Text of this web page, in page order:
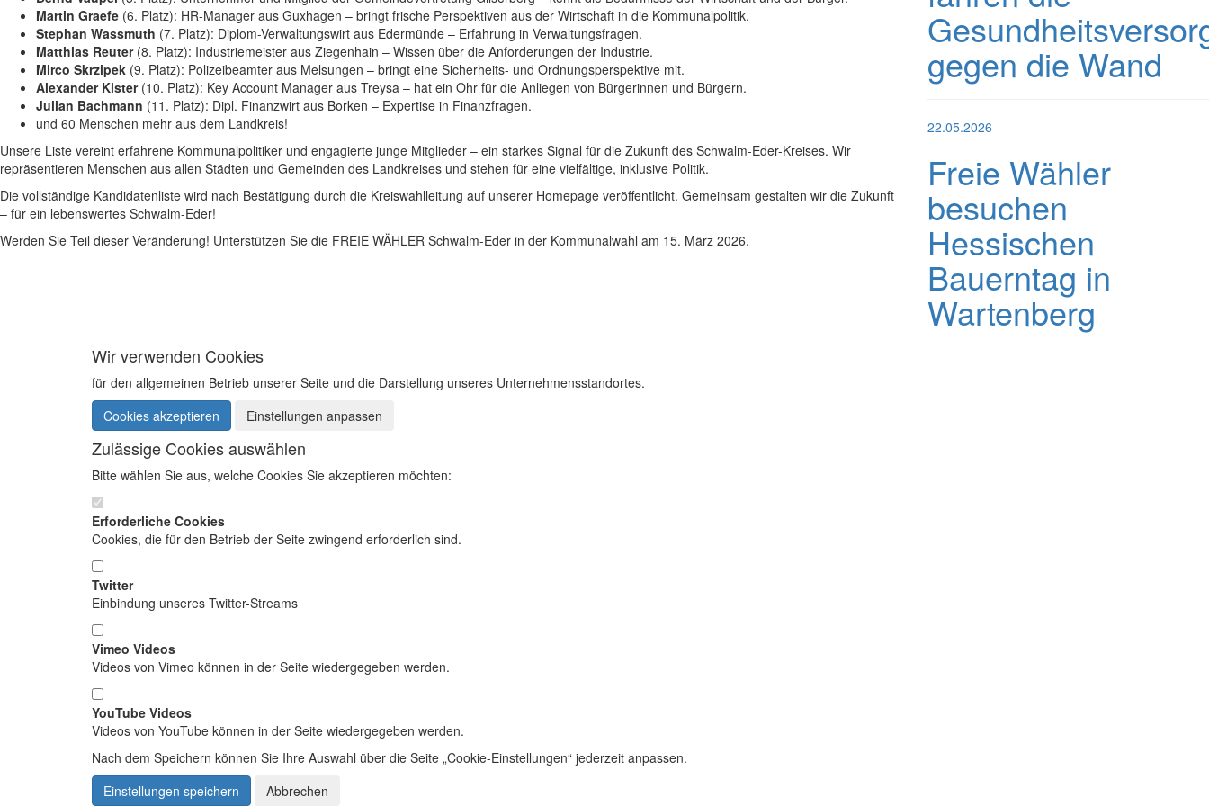
Martin Graefe (6. Platz): HR-Manager aus Guxhagen – bringt frische Perspektiven aus der Wirtschaft in die Kommunalpolitik.
Stephan Wassmuth (7. Platz): Diplom-Verwaltungswirt aus Edermünde – Erfahrung in Verwaltungsfragen.
Matthias Reuter(8. Platz): Industriemeister aus Ziegenhain – Wissen über die Anforderungen der Industrie.
Mirco Skrzipek (9. Platz): Polizeibeamter aus Melsungen – bringt eine Sicherheits- und Ordnungsperspektive mit.
Alexander Kister(10. Platz): Key Account Manager aus Treysa – hat ein Ohr für die Anliegen von Bürgerinnen und Bürgern.
Julian Bachmann (11. Platz): Dipl. Finanzwirt aus Borken – Expertise in Finanzfragen.
und 60 Menschen mehr aus dem Landkreis!
Unsere Liste vereint erfahrene Kommunalpolitiker und engagierte junge Mitglieder – ein starkes Signal für die Zukunft des Schwalm-Eder-Kreises. Wir
repräsentieren Menschen aus allen Städten und Gemeinden des Landkreises und stehen für eine vielfältige, inklusive Politik.
Die vollständige Kandidatenliste wird nach Bestätigung durch die Kreiswahlleitung auf unserer Homepage veröffentlicht. Gemeinsam gestalten wir die Zukunft
– für ein lebenswertes Schwalm-Eder!
Werden Sie Teil dieser Veränderung! Unterstützen Sie die FREIE WÄHLER Schwalm-Eder in der Kommunalwahl am 15. März 2026.
gegen die Wand
22.05.2026
Freie Wähler
besuchen
Hessischen
Bauerntag in
Wartenberg
Wir verwenden Cookies
für den allgemeinen Betrieb unserer Seite und die Darstellung unseres Unternehmensstandortes.
Cookies akzeptieren
Einstellungen anpassen
Zulässige Cookies auswählen
Bitte wählen Sie aus, welche Cookies Sie akzeptieren möchten:
Erforderliche Cookies
Cookies, die für den Betrieb der Seite zwingend erforderlich sind.
Twitter
Einbindung unseres Twitter-Streams
Vimeo Videos
Videos von Vimeo können in der Seite wiedergegeben werden.
YouTube Videos
Videos von YouTube können in der Seite wiedergegeben werden.
Nach dem Speichern können Sie Ihre Auswahl über die Seite „Cookie-Einstellungen“ jederzeit anpassen.
Einstellungen speichern
Abbrechen